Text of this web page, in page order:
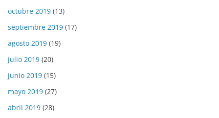
octubre 2019 (13)
septiembre 2019 (17)
agosto 2019 (19)
julio 2019 (20)
junio 2019 (15)
mayo 2019 (27)
abril 2019 (28)